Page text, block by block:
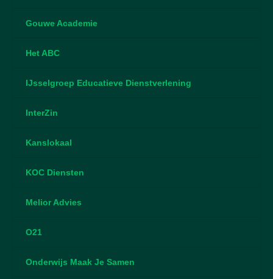
Gouwe Academie
Het ABC
IJsselgroep Educatieve Dienstverlening
InterZin
Kanslokaal
KOC Diensten
Melior Advies
O21
Onderwijs Maak Je Samen